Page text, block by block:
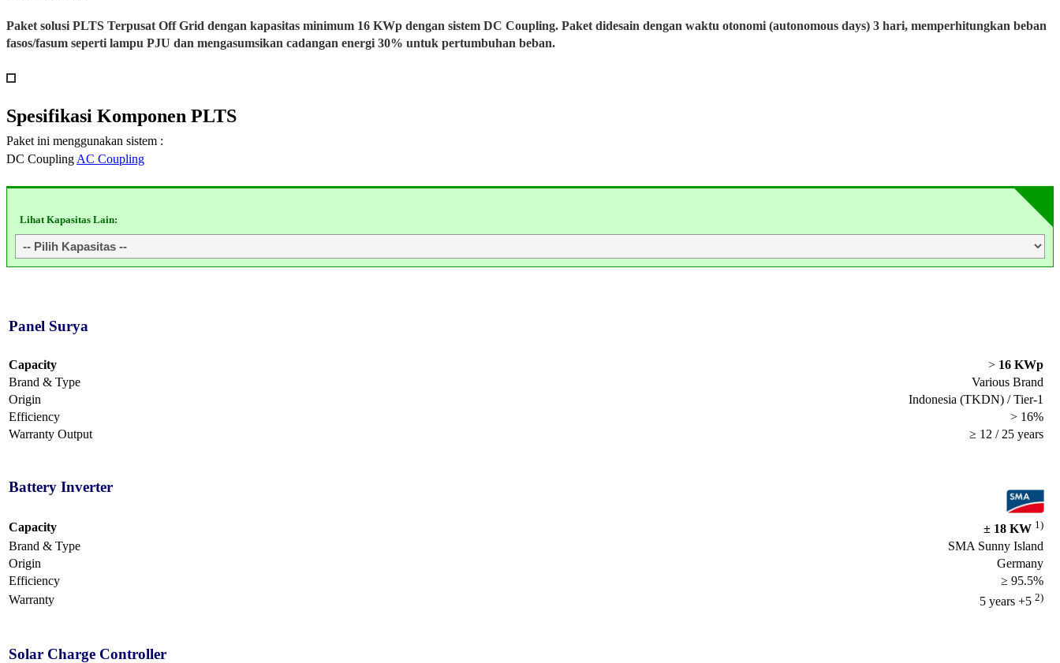
Paket solusi PLTS Terpusat Off Grid dengan kapasitas minimum 16 KWp dengan sistem DC Coupling. Paket didesain dengan waktu otonomi (autonomous days) 3 hari, memperhitungkan beban
fasos/fasum seperti lampu PJU dan mengasumsikan cadangan energi 30% untuk pertumbuhan beban.
Spesifikasi Komponen PLTS
Paket ini menggunakan sistem :
DC Coupling AC Coupling
Lihat Kapasitas Lain:
Panel Surya
Capacity > 16 KWp
Brand & Type
Various Brand
Origin
Indonesia (TKDN) / Tier-1
Efficiency
> 16%
Warranty Output
≥ 12 / 25 years
Battery Inverter
Capacity ± 18 KW 1)
Brand & Type
SMA Sunny Island
Origin
Germany
Efficiency
≥ 95.5%
Warranty
5 years +5 2)
Solar Charge Controller